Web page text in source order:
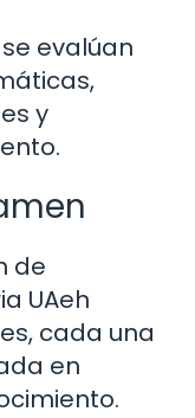
evalúan
y
de
UAeh
cada una
en